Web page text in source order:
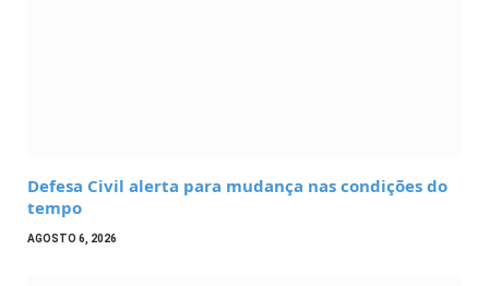
Defesa Civil alerta para mudança nas condições do
tempo
AGOSTO 6, 2026